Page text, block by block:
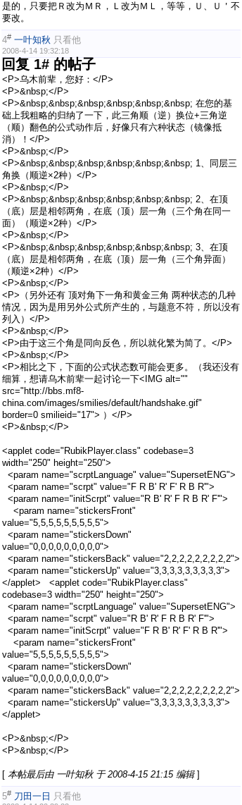
是的，只要把Ｒ改为ＭＲ，Ｌ改为ＭＬ，等等，Ｕ、Ｕ＇不
要改。
4# 一叶知秋 只看他
2008-4-14 19:32:18
回复 1# 的帖子
<P>乌木前辈，您好：</P>
<P>&nbsp;</P>
<P>&nbsp;&nbsp;&nbsp;&nbsp;&nbsp;&nbsp; 在您的基
础上我粗略的归纳了一下，此三角顺（逆）换位+三角逆
（顺）翻色的公式动作后，好像只有六种状态（镜像抵
消）！</P>
<P>&nbsp;</P>
<P>&nbsp;&nbsp;&nbsp;&nbsp;&nbsp;&nbsp; 1、同层三
角换（顺逆×2种）</P>
<P>&nbsp;</P>
<P>&nbsp;&nbsp;&nbsp;&nbsp;&nbsp;&nbsp; 2、在顶
（底）层是相邻两角，在底（顶）层一角（三个角在同一
面）（顺逆×2种）</P>
<P>&nbsp;</P>
<P>&nbsp;&nbsp;&nbsp;&nbsp;&nbsp;&nbsp; 3、在顶
（底）层是相邻两角，在底（顶）层一角（三个角异面）
（顺逆×2种）</P>
<P>&nbsp;</P>
<P>（另外还有 顶对角下一角和黄金三角 两种状态的几种
情况，因为是用另外公式所产生的，与题意不符，所以没有
列入）</P>
<P>&nbsp;</P>
<P>由于这三个角是同向反色，所以就化繁为简了。</P>
<P>&nbsp;</P>
<P>相比之下，下面的公式状态数可能会更多。（我还没有
细算，想请乌木前辈一起讨论一下<IMG alt=""
src="http://bbs.mf8-
china.com/images/smilies/default/handshake.gif"
border=0 smilieid="17"> ）</P>
<P>&nbsp;</P>
<applet code="RubikPlayer.class" codebase=3
width="250" height="250">
<param name="scrptLanguage" value="SupersetENG">
<param name="scrpt" value="F R B' R' F' R B R'">
<param name="initScrpt" value="R B' R' F R B R' F'">
<param name="stickersFront"
value="5,5,5,5,5,5,5,5,5">
<param name="stickersDown"
value="0,0,0,0,0,0,0,0,0">
<param name="stickersBack" value="2,2,2,2,2,2,2,2,2">
<param name="stickersUp" value="3,3,3,3,3,3,3,3,3">
</applet> <applet code="RubikPlayer.class"
codebase=3 width="250" height="250">
<param name="scrptLanguage" value="SupersetENG">
<param name="scrpt" value="R B' R' F R B R' F'">
<param name="initScrpt" value="F R B' R' F' R B R'">
<param name="stickersFront"
value="5,5,5,5,5,5,5,5,5">
<param name="stickersDown"
value="0,0,0,0,0,0,0,0,0">
<param name="stickersBack" value="2,2,2,2,2,2,2,2,2">
<param name="stickersUp" value="3,3,3,3,3,3,3,3,3">
</applet>
<P>&nbsp;</P>
<P>&nbsp;</P>
[ 本帖最后由 一叶知秋 于 2008-4-15 21:15 编辑 ]
5# 刀田一日 只看他